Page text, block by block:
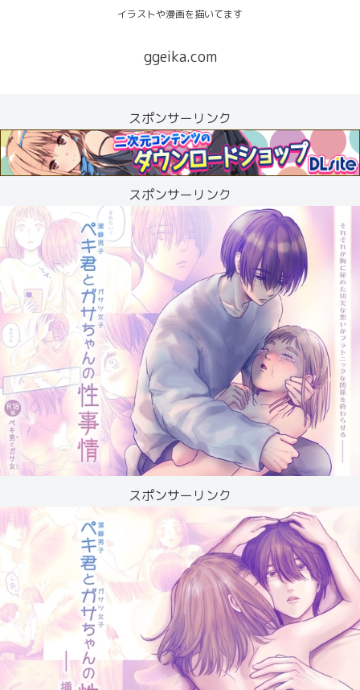
イラストや漫画を描いてます
ggeika.com
スポンサーリンク
スポンサーリンク
スポンサーリンク